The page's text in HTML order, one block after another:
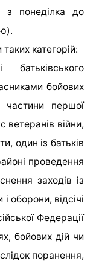
понеділка до
категорій:
батьківського
бойових
частини першої
ветеранів війни,
один із батьків
проведення
заходів із
оборони, відсічі
Федерації
бойових дій чи
поранення,